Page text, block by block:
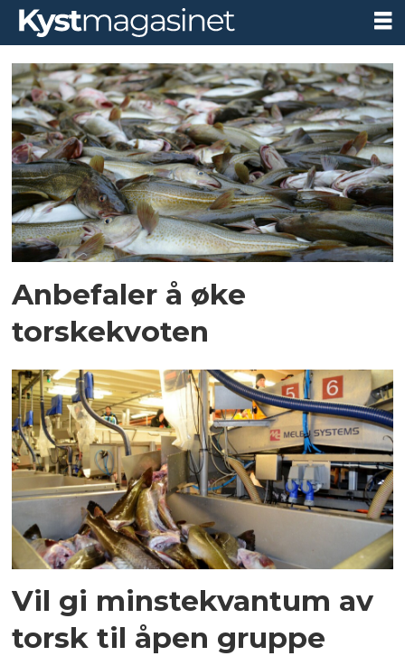
Tag:
torsk
Anbefaler å øke
torskekvoten
Vil gi minstekvantum av
torsk til åpen gruppe